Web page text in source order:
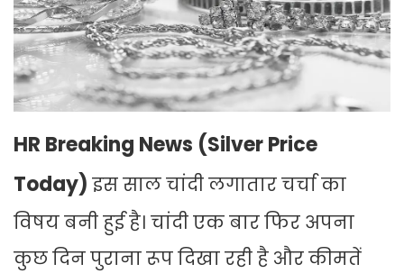
HR Breaking News (Silver Price
Today)इस साल चांदी लगातार चर्चा का
विषय बनी हुई है। चांदी एक बार फिर अपना
कुछ दिन पुराना रूप दिखा रही है और कीमतें